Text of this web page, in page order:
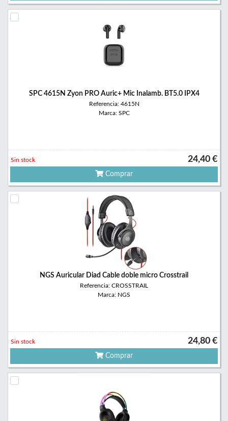
SPC 4615N Zyon PRO Auric+ Mic Inalamb. BT5.0 IPX4
Referencia: 4615N
Marca: SPC
24,40 €
Sin stock
Comprar
NGS Auricular Diad Cable doble micro Crosstrail
Referencia: CROSSTRAIL
Marca: NGS
24,80 €
Sin stock
Comprar